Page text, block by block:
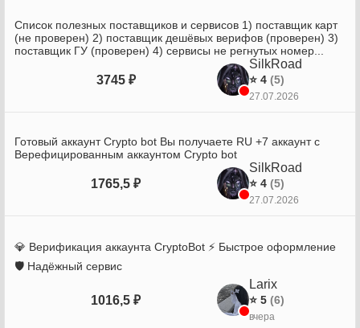
Список полезных поставщиков и сервисов 1) поставщик карт
(не проверен) 2) поставщик дешёвых верифов (проверен) 3)
поставщик ГУ (проверен) 4) сервисы не регнутых номер...
3745 ₽
SilkRoad
⭐ 4 (5)
27.07.2026
Готовый аккаунт Crypto bot Вы получаете RU +7 аккаунт с
Верефицированным аккаунтом Crypto bot
1765,5 ₽
SilkRoad
⭐ 4 (5)
27.07.2026
💎 Верификация аккаунта CryptoBot ⚡ Быстрое оформление
🛡️ Надёжный сервис
1016,5 ₽
Larix
⭐ 5 (6)
вчера